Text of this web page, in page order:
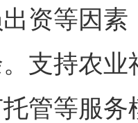
出资等因
。支持农
管等服务